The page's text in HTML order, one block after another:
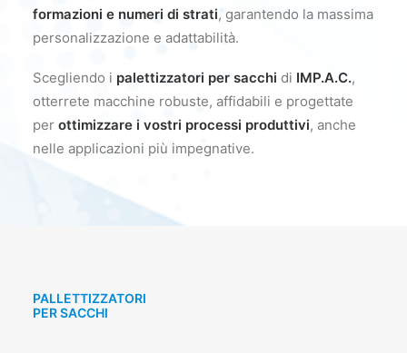
formazioni e numeri di strati, garantendo la massima
personalizzazione e adattabilità.
Scegliendo i palettizzatori per sacchi di IMP.A.C.,
otterrete macchine robuste, affidabili e progettate
per ottimizzare i vostri processi produttivi, anche
nelle applicazioni più impegnative.
PALLETTIZZATORI
PER SACCHI